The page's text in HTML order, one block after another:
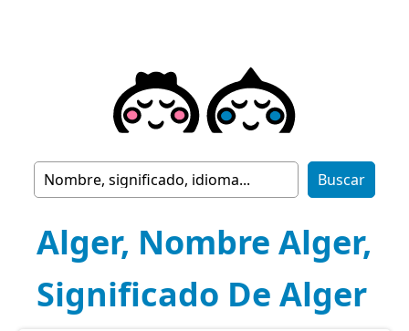
Alger, Nombre Alger,
Significado De Alger